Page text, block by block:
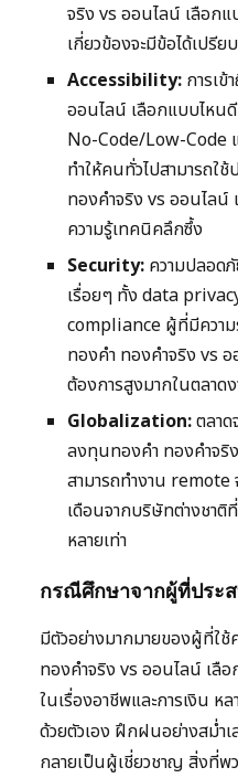
จริง vs ออนไลน์ เลือก
เกี่ยวข้องจะมีข้อได้เปรี
Accessibility: การเ
ออนไลน์ เลือกแบบไหน
No-Code/Low-
ทำให้คนทั่วไปสามารถใ
ทองคำจริง vs ออนไลน์
ความรู้เทคนิคลึกซึ้ง
Security: ความปลอด
เรื่อยๆ ทั้ง data
compliance ผู้ที่มีควา
ทองคำ ทองคำจริง vs
ต้องการสูงมากในตลาด
Globalization:ตลา
ลงทุนทองคำ ทองคำจริ
สามารถทำงาน remote
เดือนจากบริษัทต่างชาติ
หลายเท่า
กรณีศึกษาจากผู้ที่ประส
มีตัวอย่างมากมายของผู้ที่ใ
ทองคำจริง vs ออนไลน์ เลื
ในเรื่องอาชีพและการเงิน
ด้วยตัวเอง ฝึกฝนอย่างสม่
กลายเป็นผู้เชี่ยวชาญ สิ่งที่พ